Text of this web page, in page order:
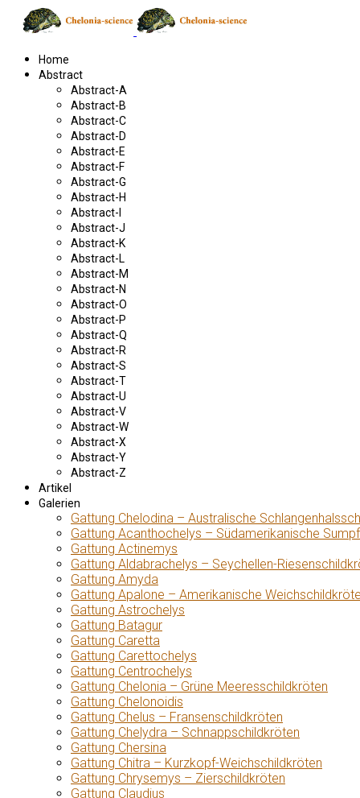
Home
Abstract
Abstract-A
Abstract-B
Abstract-C
Abstract-D
Abstract-E
Abstract-F
Abstract-G
Abstract-H
Abstract-I
Abstract-J
Abstract-K
Abstract-L
Abstract-M
Abstract-N
Abstract-O
Abstract-P
Abstract-Q
Abstract-R
Abstract-S
Abstract-T
Abstract-U
Abstract-V
Abstract-W
Abstract-X
Abstract-Y
Abstract-Z
Artikel
Galerien
Gattung Chelodina – Australische
Gattung Acanthochelys – Südamerikanische
Gattung Actinemys
Gattung Aldabrachelys – Seychellen-
Gattung Amyda
Gattung Apalone – Amerikanische
Gattung Astrochelys
Gattung Batagur
Gattung Caretta
Gattung Carettochelys
Gattung Centrochelys
Gattung Chelonia – Grüne Meeresschildkröten
Gattung Chelonoidis
Gattung Chelus – Fransenschildkröten
Gattung Chelydra – Schnappschildkröten
Gattung Chersina
Gattung Chitra – Kurzkopf-Weichschildkröten
Gattung Chrysemys – Zierschildkröten
Gattung Claudius